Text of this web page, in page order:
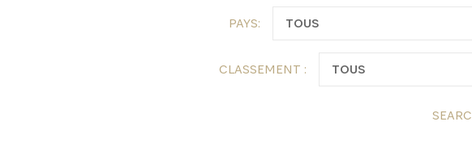
PAYS:
CLASSEMENT :